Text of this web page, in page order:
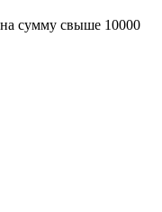
на сумму свыше 10000